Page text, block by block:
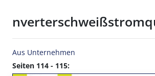
Aus Unternehmen
Seiten 114 - 115: